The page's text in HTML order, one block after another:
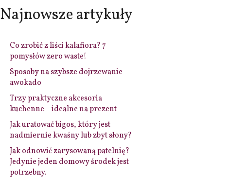
Najnowsze artykuły
Co zrobić z liści kalafiora? 7
pomysłów zero waste!
Sposoby na szybsze dojrzewanie
awokado
Trzy praktyczne akcesoria
kuchenne – idealne na prezent
Jak uratować bigos, który jest
nadmiernie kwaśny lub zbyt słony?
Jak odnowić zarysowaną patelnię?
Jedynie jeden domowy środek jest
potrzebny.